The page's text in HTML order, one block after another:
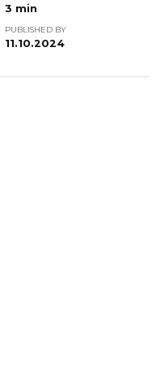
3 min
PUBLISHED BY
11.10.2024